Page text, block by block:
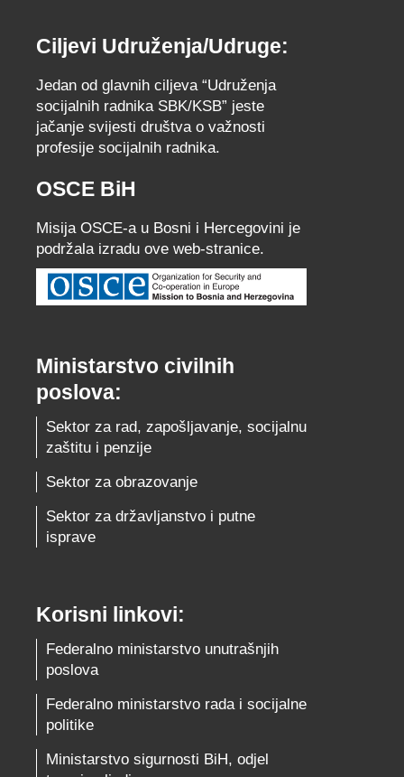
Ciljevi Udruženja/Udruge:
Jedan od glavnih ciljeva “Udruženja
socijalnih radnika SBK/KSB” jeste
jačanje svijesti društva o važnosti
profesije socijalnih radnika.
OSCE BiH
Misija OSCE-a u Bosni i Hercegovini je
podržala izradu ove web-stranice.
Ministarstvo civilnih
poslova:
Sektor za rad, zapošljavanje, socijalnu
zaštitu i penzije
Sektor za obrazovanje
Sektor za državljanstvo i putne
isprave
Korisni linkovi:
Federalno ministarstvo unutrašnjih
poslova
Federalno ministarstvo rada i socijalne
politike
Ministarstvo sigurnosti BiH, odjel